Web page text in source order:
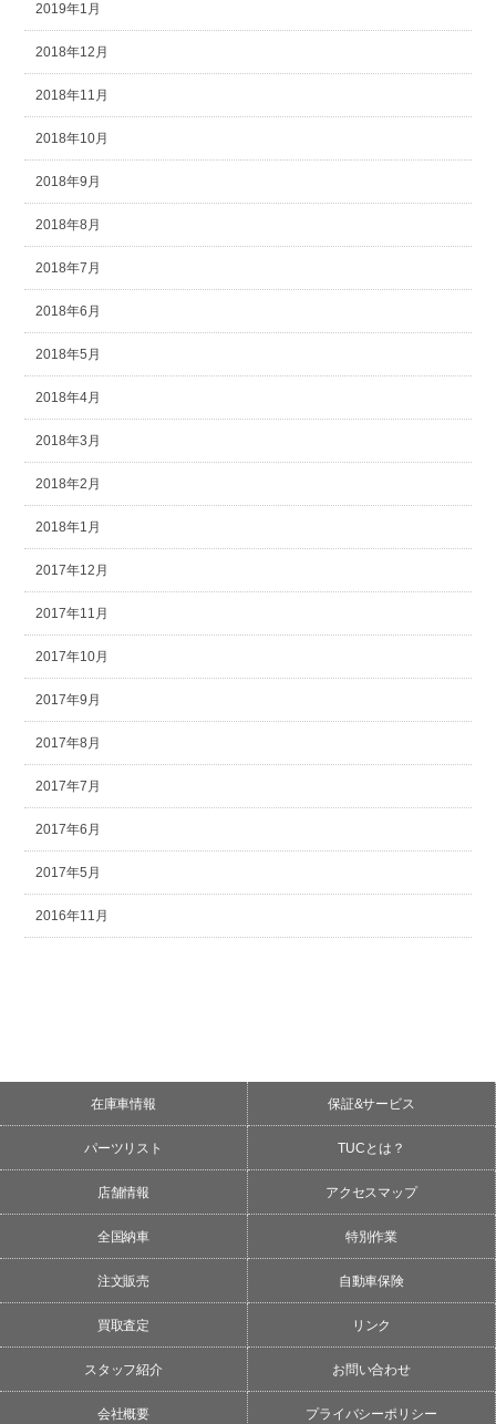
2019年1月
2018年12月
2018年11月
2018年10月
2018年9月
2018年8月
2018年7月
2018年6月
2018年5月
2018年4月
2018年3月
2018年2月
2018年1月
2017年12月
2017年11月
2017年10月
2017年9月
2017年8月
2017年7月
2017年6月
2017年5月
2016年11月
在庫車情報 保証&サービス
パーツリスト TUCとは？
店舗情報 アクセスマップ
全国納車 特別作業
注文販売 自動車保険
買取査定 リンク
スタッフ紹介 お問い合わせ
会社概要 プライバシーポリシー